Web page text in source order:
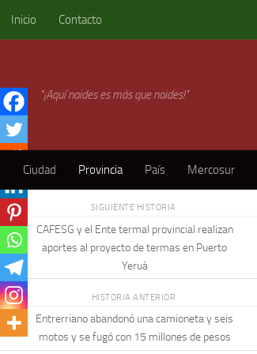
Skip to content
Inicio Contacto
"¡Aquí naides es más que naides!"
Ciudad Provincia País Mercosur
SIGUIENTE HISTORIA
CAFESG y el Ente termal provincial realizan
aportes al proyecto de termas en Puerto
Yeruá
HISTORIA ANTERIOR
Entrerriano abandonó una camioneta y seis
motos y se fugó con 15 millones de pesos